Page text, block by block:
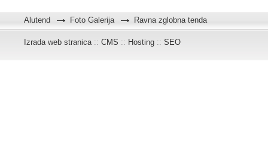
Alutend Foto Galerija Ravna zglobna tenda
Izrada web stranica:: CMS :: Hosting :: SEO